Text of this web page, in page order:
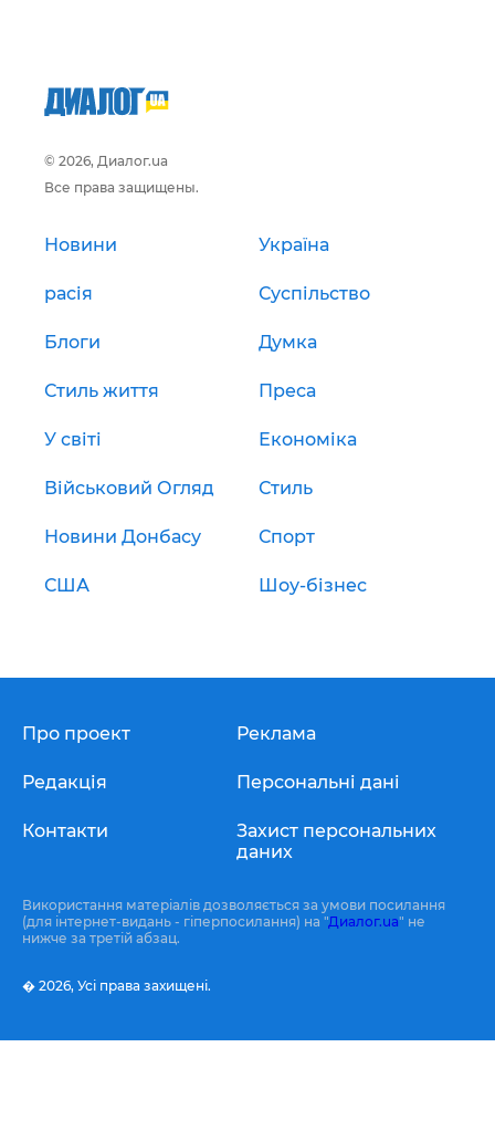
© 2026, Диалог.ua
Все права защищены.
Новини Україна
расія Суспільство
Блоги Думка
Стиль життя Преса
У світі Економіка
Військовий Огляд Стиль
Новини Донбасу Спорт
США Шоу-бізнес
Про проект
Редакція
Контакти
Реклама
Персональні дані
Захист персональних
даних
Використання матеріалів дозволяється за умови посилання
(для інтернет-видань - гіперпосилання) на "Диалог.ua" не
нижче за третій абзац.
� 2026, Усі права захищені.